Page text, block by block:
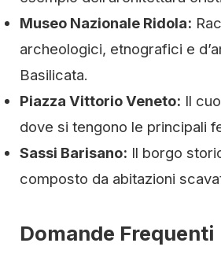
Museo Nazionale Ridola:
archeologici, etnografici e
Basilicata.
Piazza Vittorio Veneto: Il
dove si tengono le principali
Sassi Barisano: Il borgo
composto da abitazioni
Domande Frequenti